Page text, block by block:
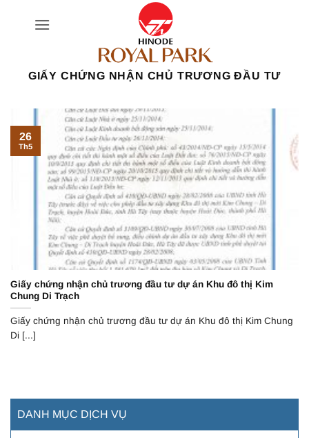
GIẤY CHỨNG NHẬN CHỦ TRƯƠNG ĐẦU TƯ
Giấy chứng nhận chủ trương đầu tư dự án Khu đô thị Kim
Chung Di Trạch
Giấy chứng nhận chủ trương đầu tư dự án Khu đô thị Kim Chung
Di [...]
26
Th5
DANH MỤC DỊCH VỤ